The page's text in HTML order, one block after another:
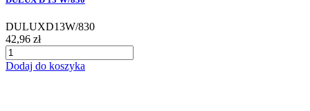
DULUXD13W/830
42,96 zł
Dodaj do koszyka